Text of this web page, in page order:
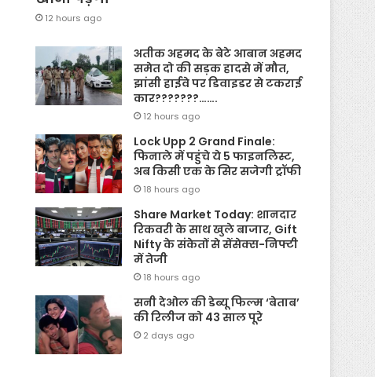
12 hours ago
अतीक अहमद के बेटे आबान अहमद
समेत दो की सड़क हादसे में मौत,
झांसी हाईवे पर डिवाइडर से टकराई
कार???????…….
12 hours ago
Lock Upp 2 Grand Finale:
फिनाले में पहुंचे ये 5 फाइनलिस्ट,
अब किसी एक के सिर सजेगी ट्रॉफी
18 hours ago
Share Market Today: शानदार
रिकवरी के साथ खुले बाजार, Gift
Nifty के संकेतों से सेंसेक्स-निफ्टी
में तेजी
18 hours ago
सनी देओल की डेब्यू फिल्म ‘बेताब’
की रिलीज को 43 साल पूरे
2 days ago